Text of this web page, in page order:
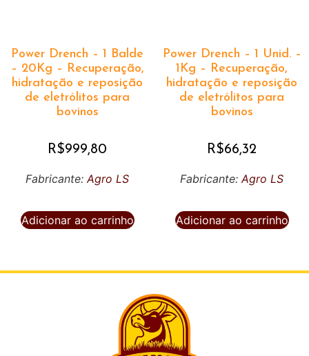
Power Drench – 1 Balde
– 20Kg – Recuperação,
hidratação e reposição
de eletrólitos para
bovinos
R$999,80
Fabricante:Agro LS
Adicionar ao carrinho
Power Drench – 1 Unid. –
1Kg – Recuperação,
hidratação e reposição
de eletrólitos para
bovinos
R$66,32
Fabricante:Agro LS
Adicionar ao carrinho